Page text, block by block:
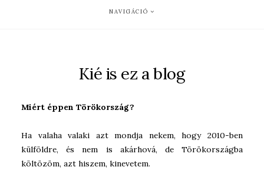
NAVIGÁCIÓ
Kié is ez a blog
Miért éppen Törökország?
Ha valaha valaki azt mondja nekem, hogy 2010-ben
külföldre, és nem is akárhová, de Törökországba
költözöm, azt hiszem, kinevetem.